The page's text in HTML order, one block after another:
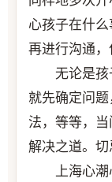
心孩子在什
再进行沟通，
无论是孩子
就先确定问
法，等等，
解决之道。切
上海心潮